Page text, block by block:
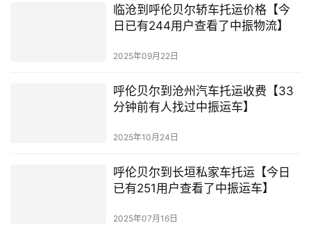
临沧到呼伦贝尔轿车托运价格【今
日已有244用户查看了中振物流】
2025年09月22日
呼伦贝尔到沧州汽车托运收费【33
分钟前有人找过中振运车】
2025年10月24日
呼伦贝尔到长垣私家车托运【今日
已有251用户查看了中振运车】
2025年07月16日